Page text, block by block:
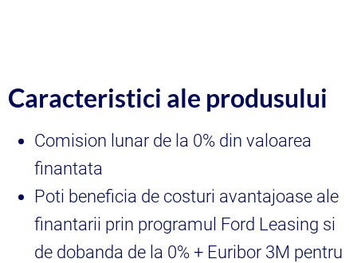
Caracteristici ale produsului
Comision lunar de la 0% din valoarea
finantata
Poti beneficia de costuri avantajoase ale
finantarii prin programul Ford Leasing si
de dobanda de la 0% + Euribor 3M pentru